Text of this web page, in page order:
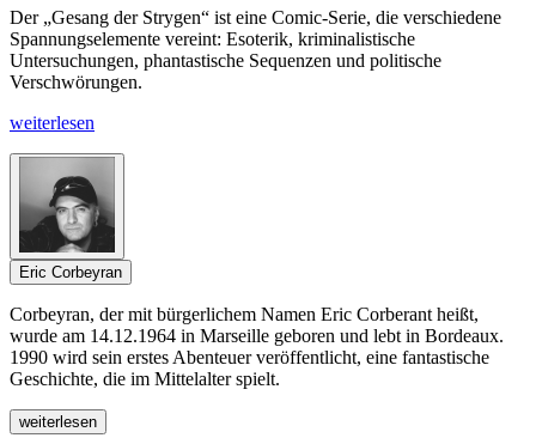
Der „Gesang der Strygen“ ist eine Comic-Serie, die verschiedene
Spannungselemente vereint: Esoterik, kriminalistische
Untersuchungen, phantastische Sequenzen und politische
Verschwörungen.
weiterlesen
Eric Corbeyran
Corbeyran, der mit bürgerlichem Namen Eric Corberant heißt,
wurde am 14.12.1964 in Marseille geboren und lebt in Bordeaux.
1990 wird sein erstes Abenteuer veröffentlicht, eine fantastische
Geschichte, die im Mittelalter spielt.
weiterlesen